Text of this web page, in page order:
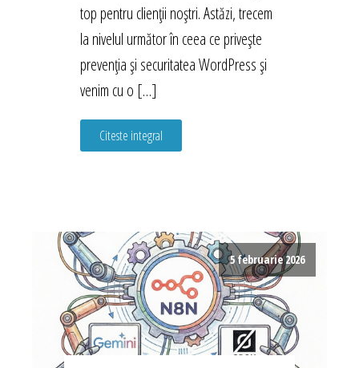
top pentru clienții noștri. Astăzi, trecem
la nivelul următor în ceea ce privește
prevenția și securitatea WordPress și
venim cu o […]
Citeste integral
5 februarie 2026